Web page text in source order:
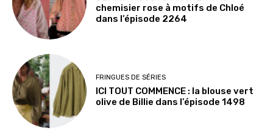
chemisier rose à motifs de Chloé
dans l’épisode 2264
FRINGUES DE SÉRIES
ICI TOUT COMMENCE : la blouse vert
olive de Billie dans l’épisode 1498